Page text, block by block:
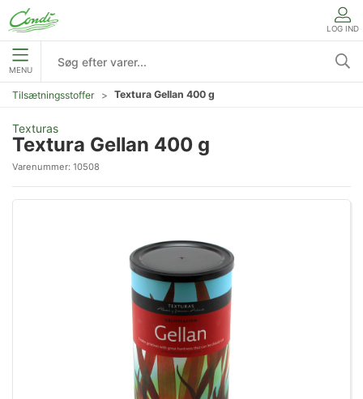
LOG IND
MENU
Tilsætningsstoffer Textura Gellan 400 g
Texturas
Textura Gellan 400 g
Varenummer: 10508